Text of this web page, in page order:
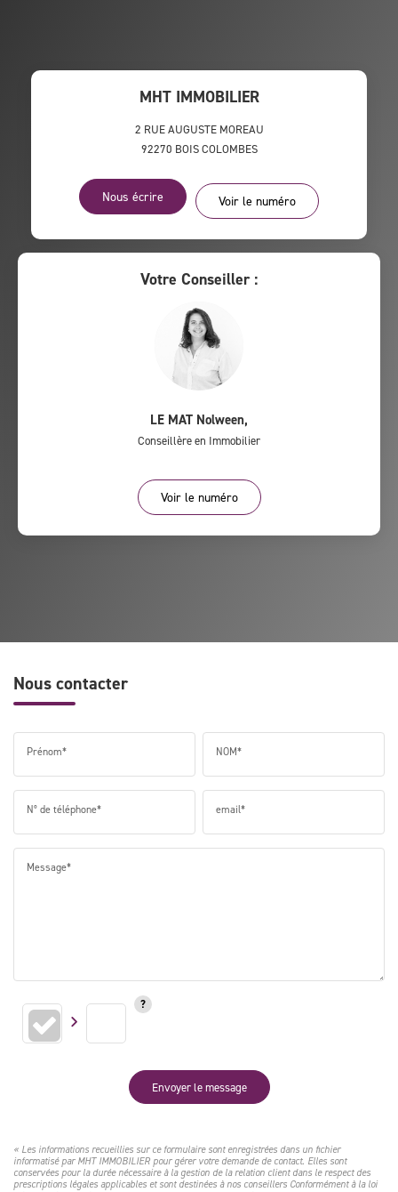
MHT IMMOBILIER
2 RUE AUGUSTE MOREAU
92270 BOIS COLOMBES
Nous écrire Voir le numéro
Votre Conseiller :
LE MAT Nolween,
Conseillère en Immobilier
Voir le numéro
Nous contacter
Prénom* NOM*
N° de téléphone* email*
Message*
Envoyer le message
« Les informations recueillies sur ce formulaire sont enregistrées dans un fichier
informatisé par MHT IMMOBILIER pour gérer votre demande de contact. Elles sont
conservées pour la durée nécessaire à la gestion de la relation client dans le respect des
prescriptions légales applicables et sont destinées à nos conseillers Conformément à la loi